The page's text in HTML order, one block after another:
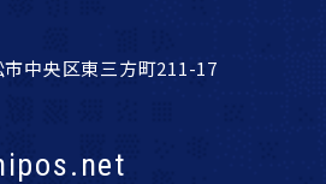
中央区東三方町211-17